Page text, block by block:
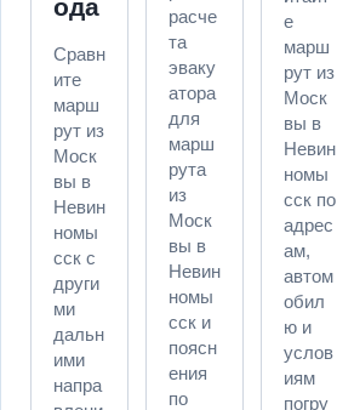
ода
Сравн
ите
марш
рут из
Моск
вы в
Невин
номы
сск с
други
ми
дальн
ими
напра
расче
та
эваку
атора
для
марш
рута
из
Моск
вы в
Невин
номы
сск и
поясн
ения
по
е
марш
рут из
Моск
вы в
Невин
номы
сск по
адрес
ам,
автом
обил
ю и
услов
иям
погру